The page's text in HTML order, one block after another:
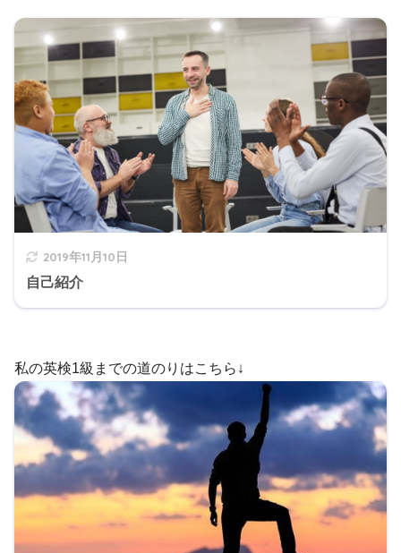
2019年11月10日
自己紹介
私の英検1級までの道のりはこちら↓